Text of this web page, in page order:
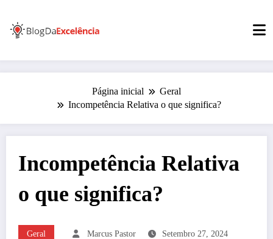
para
conteúdo
Página inicial
Geral
Incompetência Relativa o que significa?
Incompetência Relativa
o que significa?
Geral Marcus Pastor Setembro 27, 2024